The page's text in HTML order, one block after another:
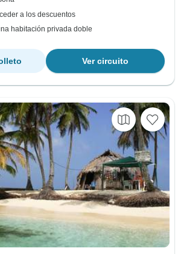
a los descuentos
habitación privada doble
Ver circuito